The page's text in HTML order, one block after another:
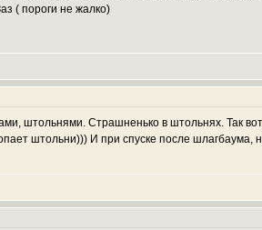
( пороги не жалко)
штольнями. Страшненько в штольнях. Так
штольни))) И при спуске после шлагбаума,